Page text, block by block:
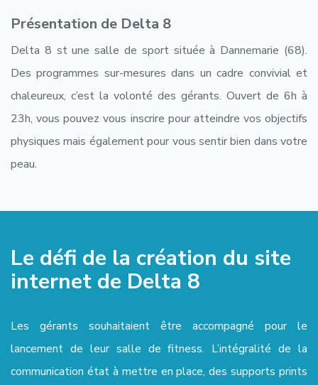
Présentation de Delta 8
Delta 8 st une salle de sport située à Dannemarie (68).
Des programmes sur-mesures dans un cadre convivial et
chaleureux, c’est la volonté des gérants. Ouvert de 6h à
23h, vous pouvez vous inscrire pour atteindre vos objectifs
physiques mais également pour vous sentir bien dans votre
peau.
Le défi de la création du site
internet de Delta 8
Les gérants souhaitaient être accompagné pour le
lancement de leur salle de fitness. L’intégralité de la
communication état à mettre en place, des supports prints